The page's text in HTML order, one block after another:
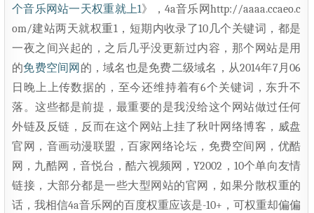
个音乐网站一天权重就上1》，4a音乐网http://aaaa.ccaeo.c
om/建站两天就权重1，短期内收录了10几个关键词，都是
一夜之间兴起的，之后几乎没更新过内容，那个网站是用
的免费空间网 的，域名也是免费二级域名，从2014年7月06
日晚上上传数据的，至今还维持着有6个关键词，东升不
落。这些都是前提，最重要的是我没给这个网站做过任何
外链及反链，反而在这个网站上挂了秋叶网络博客，威盘
官网，音画动漫联盟，百家网络论坛，免费空间网，优酷
网，九酷网，音悦台，酷六视频网，Y2002，10个单向友情
链接，大部分都是一些大型网站的官网，如果分散权重的
话，我相信4a音乐网的百度权重应该是-10+，可权重却偏偏